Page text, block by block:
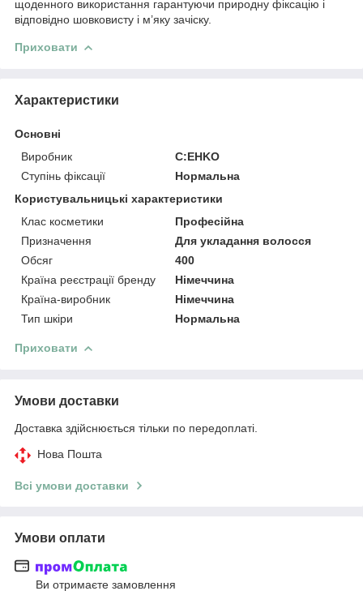
щоденного використання гарантуючи природну фіксацію і
відповідно шовковисту і м’яку зачіску.
Приховати
Характеристики
Основні
Виробник
C:EHKO
Ступінь фіксації
Нормальна
Користувальницькі характеристики
Клас косметики
Професійна
Призначення
Для укладання волосся
Обсяг
400
Країна реєстрації бренду
Німеччина
Країна-виробник
Німеччина
Тип шкіри
Нормальна
Приховати
Умови доставки
Доставка здійснюється тільки по передоплаті.
Нова Пошта
Всі умови доставки
Умови оплати
Ви отримаєте замовлення